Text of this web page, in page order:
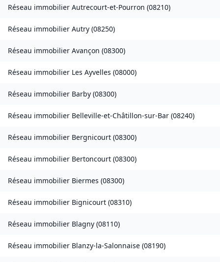
Réseau immobilier Autrecourt-et-Pourron (08210)
Réseau immobilier Autry (08250)
Réseau immobilier Avançon (08300)
Réseau immobilier Les Ayvelles (08000)
Réseau immobilier Barby (08300)
Réseau immobilier Belleville-et-Châtillon-sur-Bar (08240)
Réseau immobilier Bergnicourt (08300)
Réseau immobilier Bertoncourt (08300)
Réseau immobilier Biermes (08300)
Réseau immobilier Bignicourt (08310)
Réseau immobilier Blagny (08110)
Réseau immobilier Blanzy-la-Salonnaise (08190)